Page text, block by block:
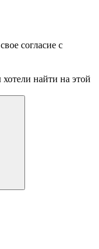
согласие с
найти на этой